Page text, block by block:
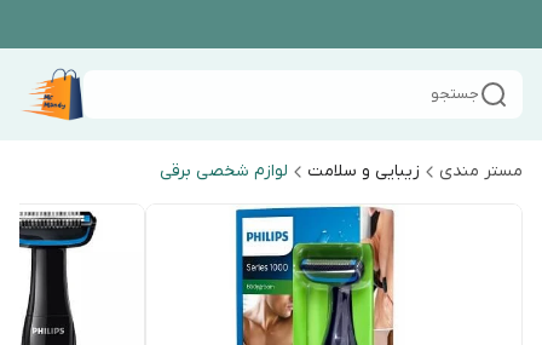
جستجو
مستر مندی زیبایی و سلامت لوازم شخصی برقی